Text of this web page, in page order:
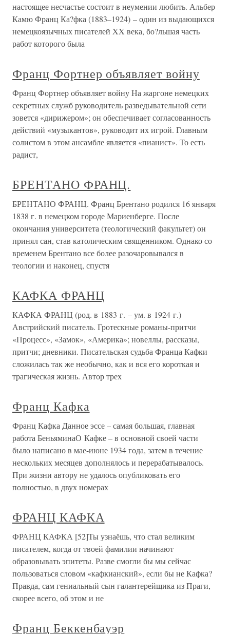
настоящее несчастье состоит в неумении любить. Альбер
Камю Франц Ка?фка (1883–1924) – один из выдающихся
немецкоязычных писателей XX века, бо?льшая часть
работ которого была
Франц Фортнер объявляет войну
Франц Фортнер объявляет войну На жаргоне немецких
секретных служб руководитель разведывательной сети
зовется «дирижером»; он обеспечивает согласованность
действий «музыкантов», руководит их игрой. Главным
солистом в этом ансамбле является «пианист». То есть
радист,
БРЕНТАНО ФРАНЦ.
БРЕНТАНО ФРАНЦ. Франц Брентано родился 16 января
1838 г. в немецком городе Мариенберге. После
окончания университета (теологический факультет) он
принял сан, став католическим священником. Однако со
временем Брентано все более разочаровывался в
теологии и наконец, спустя
КАФКА ФРАНЦ
КАФКА ФРАНЦ (род. в 1883 г. – ум. в 1924 г.)
Австрийский писатель. Гротескные романы-притчи
«Процесс», «Замок», «Америка»; новеллы, рассказы,
притчи; дневники. Писательская судьба Франца Кафки
сложилась так же необычно, как и вся его короткая и
трагическая жизнь. Автор трех
Франц Кафка
Франц Кафка Данное эссе – самая большая, главная
работа БеньяминаО Кафке – в основной своей части
было написано в мае-июне 1934 года, затем в течение
нескольких месяцев дополнялось и перерабатывалось.
При жизни автору не удалось опубликовать его
полностью, в двух номерах
ФРАНЦ КАФКА
ФРАНЦ КАФКА [52]Ты узнаёшь, что стал великим
писателем, когда от твоей фамилии начинают
образовывать эпитеты. Разве смогли бы мы сейчас
пользоваться словом «кафкианский», если бы не Кафка?
Правда, сам гениальный сын галантерейщика из Праги,
скорее всего, об этом и не
Франц Беккенбауэр